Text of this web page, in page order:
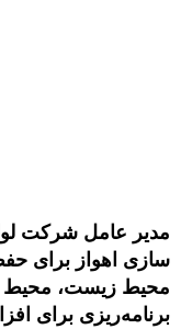
مدیر عامل شرکت
سازی اهواز برای
محیط زیست، محیط
برنامه‌ریزی برای